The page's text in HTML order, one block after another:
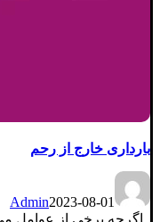
بارداری خارج از رحم
Admin2023-08-01
اگرچه برخی از عوامل